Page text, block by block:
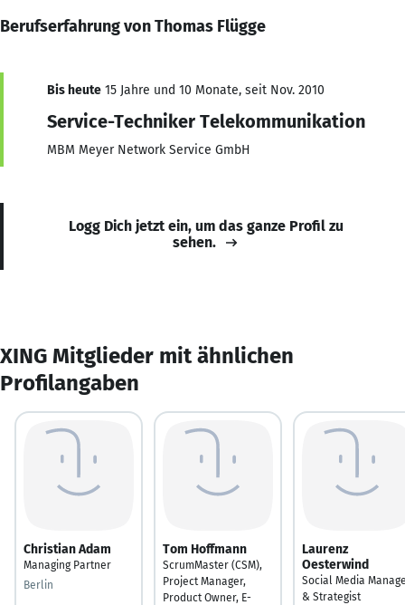
Berufserfahrung von Thomas Flügge
Bis heute 15 Jahre und 10 Monate, seit Nov. 2010
Service-Techniker Telekommunikation
MBM Meyer Network Service GmbH
Logg Dich jetzt ein, um das ganze Profil zu
sehen.
XING Mitglieder mit ähnlichen
Profilangaben
Christian Adam
Managing Partner
Berlin
Tom Hoffmann
ScrumMaster (CSM),
Project Manager,
Product Owner, E-
Laurenz
Oesterwind
Social Media
& Strategist